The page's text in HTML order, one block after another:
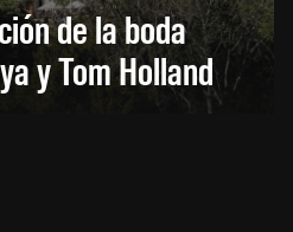
de la boda
y Tom Holland